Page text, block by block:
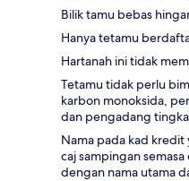
Bilik tamu bebas
Hanya tetamu
Hartanah ini tidak
Tetamu tidak perlu
karbon monoksida,
dan pengadang
Nama pada kad
caj sampingan
dengan nama utama